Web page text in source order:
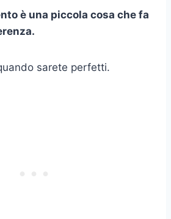
è una piccola cosa che fa
sarete perfetti.